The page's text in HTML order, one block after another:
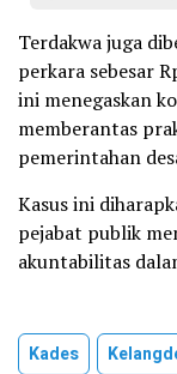
Terdakwa juga
perkara sebesar
ini menegaskan
memberantas
pemerintahan
Kasus ini
pejabat publik
akuntabilitas
Kades